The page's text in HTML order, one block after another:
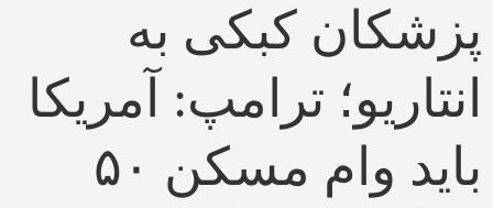
پزشکان کبکی به
انتاریو؛ ترامپ: آمریکا
باید وام مسکن ۵۰